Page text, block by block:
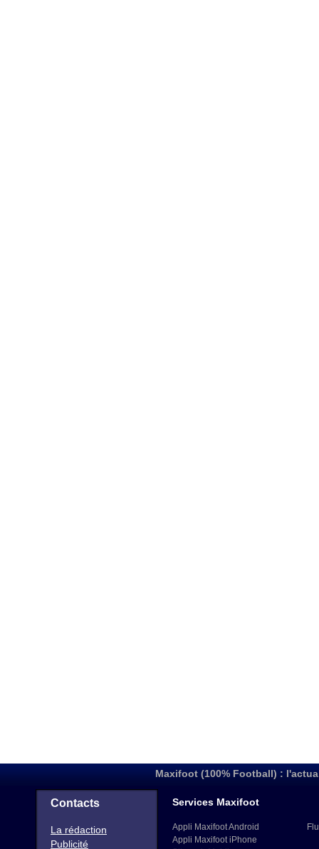
Maxifoot (100% Football) :
Contacts
La rédaction
Publicité
Services Maxifoot
Appli Maxifoot Android
Appli Maxifoot iPhone